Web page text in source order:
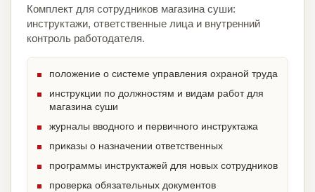
Комплект для сотрудников магазина суши:
инструктажи, ответственные лица и внутренний
контроль работодателя.
положение о системе управления охраной труда
инструкции по должностям и видам работ для
магазина суши
журналы вводного и первичного инструктажа
приказы о назначении ответственных
программы инструктажей для новых сотрудников
проверка обязательных документов